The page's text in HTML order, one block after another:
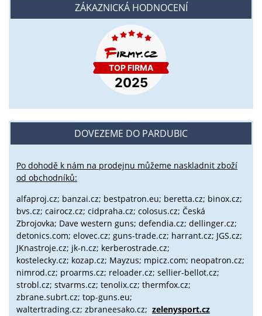
ZÁKAZNICKÁ HODNOCENÍ
DOVEZEME DO PARDUBIC
Po dohodě k nám na prodejnu můžeme naskladnit zboží
od obchodníků:
alfaproj.cz; banzai.cz; bestpatron.eu; beretta.cz; binox.cz;
bvs.cz; cairocz.cz; cidpraha.cz; colosus.cz; Česká
Zbrojovka; Dave western guns; defendia.cz; dellinger.cz;
detonics.com; elovec.cz; guns-trade.cz; harrant.cz; JGS.cz;
JKnastroje.cz; jk-n.cz; kerberostrade.cz;
kostelecky.cz; kozap.cz; Mayzus; mpicz.com; neopatron.cz;
nimrod.cz; proarms.cz; reloader.cz; sellier-bellot.cz;
strobl.cz; stvarms.cz; tenolix.cz; thermfox.cz;
zbrane.subrt.cz; top-guns.eu;
waltertrading.cz; zbraneesako.cz; zelenysport.cz